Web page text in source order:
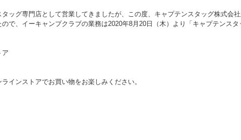
ッグ専門店として営業してきましたが、この度、キャプテンスタッグ株式会
で、イーキャンプクラブの業務は2020年8月20日（木）より「キャプテンス
ア
インストアでお買い物をお楽しみください。